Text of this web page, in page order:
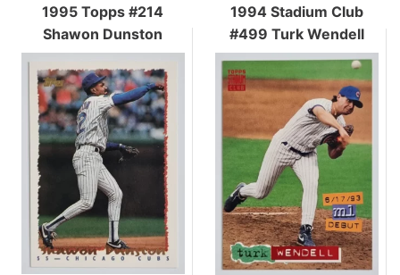
1995 Topps #214
Shawon Dunston
1994 Stadium Club
#499 Turk Wendell